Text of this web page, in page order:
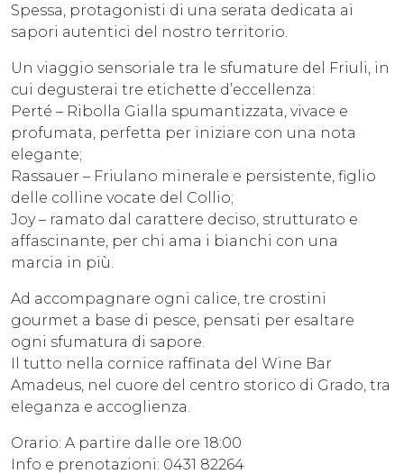
Spessa, protagonisti di una serata dedicata ai
sapori autentici del nostro territorio.
Un viaggio sensoriale tra le sfumature del Friuli, in
cui degusterai tre etichette d’eccellenza:
Perté – Ribolla Gialla spumantizzata, vivace e
profumata, perfetta per iniziare con una nota
elegante;
Rassauer – Friulano minerale e persistente, figlio
delle colline vocate del Collio;
Joy – ramato dal carattere deciso, strutturato e
affascinante, per chi ama i bianchi con una
marcia in più.
Ad accompagnare ogni calice, tre crostini
gourmet a base di pesce, pensati per esaltare
ogni sfumatura di sapore.
Il tutto nella cornice raffinata del Wine Bar
Amadeus, nel cuore del centro storico di Grado, tra
eleganza e accoglienza.
Orario: A partire dalle ore 18:00
Info e prenotazioni: 0431 82264